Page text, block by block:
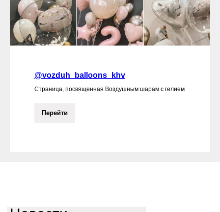
@vozduh_balloons_khv
Страница, посвященная Воздушным шарам с гелием
Перейти